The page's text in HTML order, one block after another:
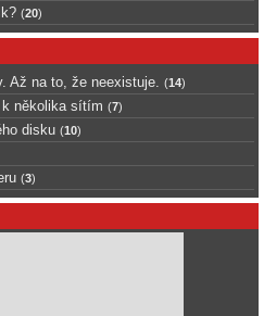
(20)
Až na to, že neexistuje. (14)
k několika sítím (7)
disku (10)
(3)